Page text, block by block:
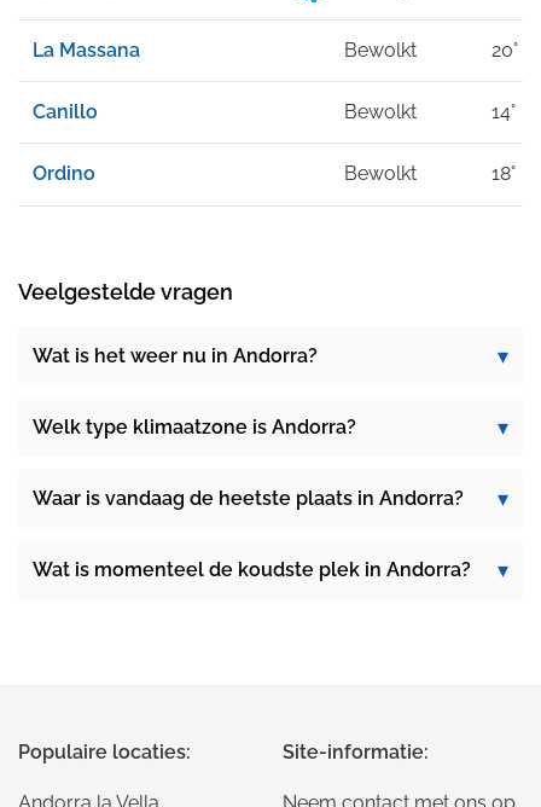
La Massana Bewolkt 20°
Canillo Bewolkt 14°
Ordino Bewolkt 18°
Veelgestelde vragen
Wat is het weer nu in Andorra?
Welk type klimaatzone is Andorra?
Waar is vandaag de heetste plaats in Andorra?
Wat is momenteel de koudste plek in Andorra?
Populaire locaties: Site-informatie: